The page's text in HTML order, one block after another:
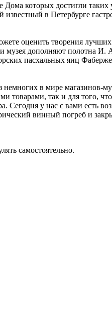
которых достигли
в Петербурге
оценить творения
музея дополняют полотна
пасхальных яиц
в мире магазинов-
товарами, так и для того,
Сегодня у нас с вами есть
винный погреб и
самостоятельно.